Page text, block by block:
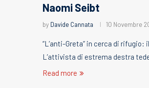
Naomi Seibt
by Davide Cannata 10 Novembre
“L’anti-Greta” in cerca di rifugio:
L’attivista di estrema destra
Read more